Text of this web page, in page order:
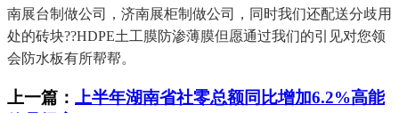
南展台制做公司，济南展柜制做公司，同时我们还配送分歧用
处的砖块??HDPE土工膜防渗薄膜但愿通过我们的引见对您领
会防水板有所帮帮。
上一篇： 上半年湖南省社零总额同比增加6.2%高能